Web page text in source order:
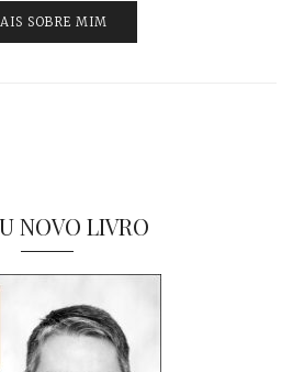
SOBRE MIM
NOVO LIVRO